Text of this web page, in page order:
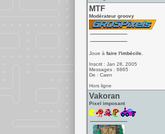
MTF
Modérateur groovy
Joue à faire l'imbécile.
Inscrit : Jan 28, 2005
Messages : 6865
De : Caen
Hors ligne
Vakoran
Pixel imposant